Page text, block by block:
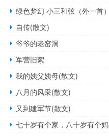
绿色梦幻 小三和弦（外一首）
自传(散文)
爷爷的老窑洞
军营旧絮
我的姨父姨母(散文)
八月的风采(散文)
又到建军节(散文)
七十岁有个家，八十岁有个妈